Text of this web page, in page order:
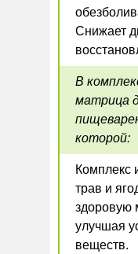
Снижает
В
матрица
которой:
Комплекс
трав и
здоровую
улучшая
веществ.